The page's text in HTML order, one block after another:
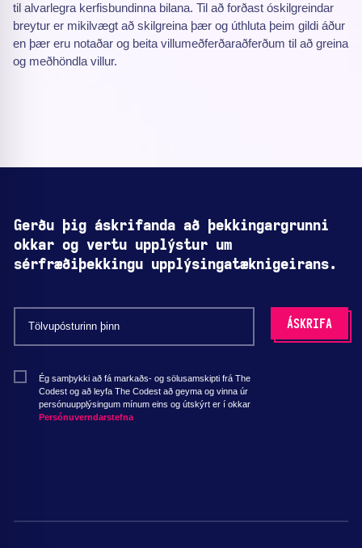
til alvarlegra kerfisbundinna bilana. Til að forðast óskilgreindar
breytur er mikilvægt að skilgreina þær og úthluta þeim gildi áður
en þær eru notaðar og beita villumeðferðar­aðferðum til að greina
og meðhöndla villur.
Gerðu þig áskrifanda að þekkingargrunni
okkar og vertu upplýstur um
sérfræðiþekkingu upplýsingatæknigeirans.
Ég samþykki að fá markaðs- og sölusamskipti frá The
Codest og að leyfa The Codest að geyma og vinna úr
persónuupplýsingum mínum eins og útskýrt er í okkar
Persónuverndarstefna